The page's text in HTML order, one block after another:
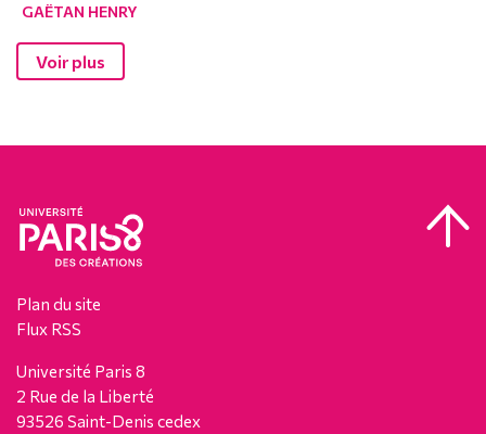
GAËTAN HENRY
Voir plus
Plan du site
Flux RSS
Université Paris 8
2 Rue de la Liberté
93526 Saint-Denis cedex